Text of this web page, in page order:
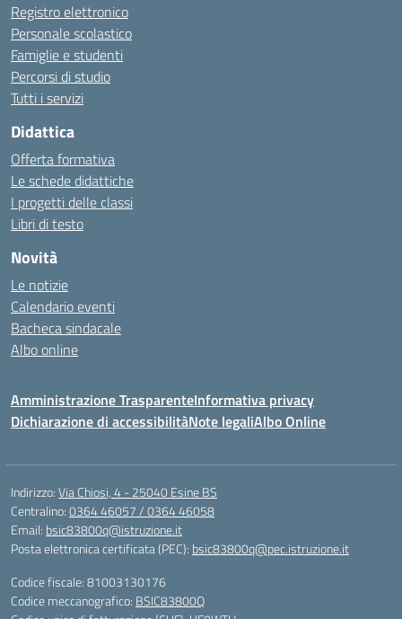
Registro elettronico
Personale scolastico
Famiglie e studenti
Percorsi di studio
Tutti i servizi
Didattica
Offerta formativa
Le schede didattiche
I progetti delle classi
Libri di testo
Novità
Le notizie
Calendario eventi
Bacheca sindacale
Albo online
Amministrazione TrasparenteInformativa privacy
Dichiarazione di accessibilitàNote legaliAlbo Online
Indirizzo:Via Chiosi, 4 - 25040 Esine BS
Centralino:0364 46057 / 0364 46058
Email: bsic83800q@istruzione.it
Posta elettronica certificata (PEC): bsic83800q@pec.istruzione.it
Codice fiscale: 81003130176
Codice meccanografico: BSIC83800Q